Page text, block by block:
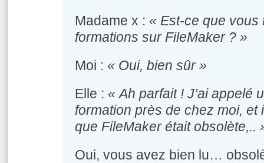
Madame x : « Est-ce que vous
formations sur FileMaker ? »
Moi : « Oui, bien sûr »
Elle : « Ah parfait ! J’ai appelé
formation près de chez moi, et
que FileMaker était obsolète,..
Oui, vous avez bien lu…